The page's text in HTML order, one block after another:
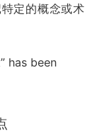
定的概念或术
has been